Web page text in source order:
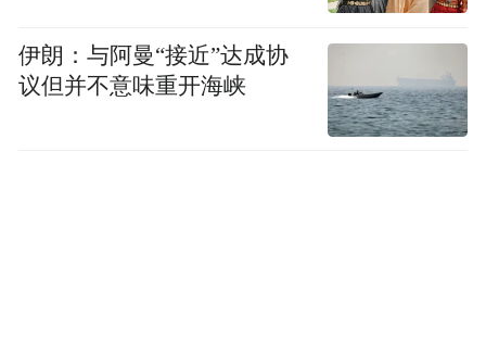
伊朗：与阿曼“接近”达成协
议但并不意味重开海峡